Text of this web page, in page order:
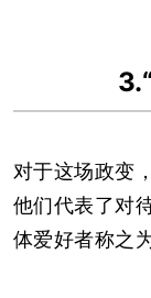
对于这场政变
他们代表了对
体爱好者称之